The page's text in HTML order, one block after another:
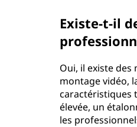
Existe-t-il
Oui, il existe
montage vidéo,
caractéristiques
élevée, un
les